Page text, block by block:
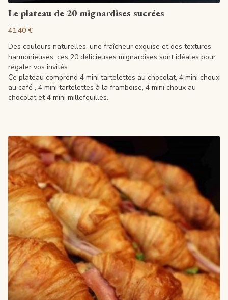
Voir la fiche
Le plateau de 20 mignardises sucrées
41,40 €
Des couleurs naturelles, une fraîcheur exquise et des textures
harmonieuses, ces 20 délicieuses mignardises sont idéales pour
régaler vos invités.
Ce plateau comprend 4 mini tartelettes au chocolat, 4 mini choux
au café , 4 mini tartelettes à la framboise, 4 mini choux au
chocolat et 4 mini millefeuilles.